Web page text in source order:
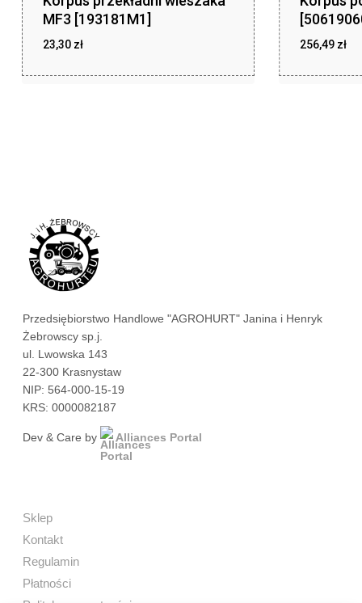
MF3 [193181M1]
23,30 zł 256,49 zł
Przedsiębiorstwo Handlowe "AGROHURT" Janina i Henryk
Żebrowscy sp.j.
ul. Lwowska 143
22-300 Krasnystaw
NIP: 564-000-15-19
KRS: 0000082187
Dev & Care by Alliances Portal
Sklep
Kontakt
Regulamin
Płatności